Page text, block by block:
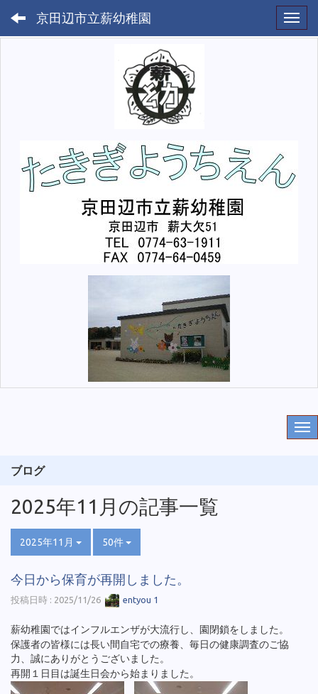
京田辺市立薪幼稚園
ブログ
2025年11月の記事一覧
2025年11月 50件
今日から保育が再開しました。
投稿日時 : 2025/11/26 entyou 1
薪幼稚園ではインフルエンザが大流行し、園閉鎖をしました。
保護者の皆様には長い間自宅での療養、毎日の健康調査のご協
力、誠にありがとうございました。
再開１日目は誕生日会から始まりました。